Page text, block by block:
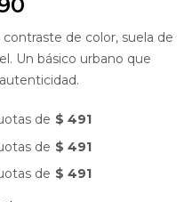
de color, suela de
Un básico urbano que
de $ 491
de $ 491
de $ 491